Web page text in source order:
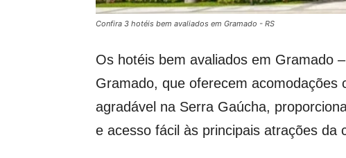
Confira 3 hotéis bem avaliados em Gramado - RS
Os hotéis bem avaliados em Gramado
Gramado, que oferecem acomodações
agradável na Serra Gaúcha,
e acesso fácil às principais atrações da